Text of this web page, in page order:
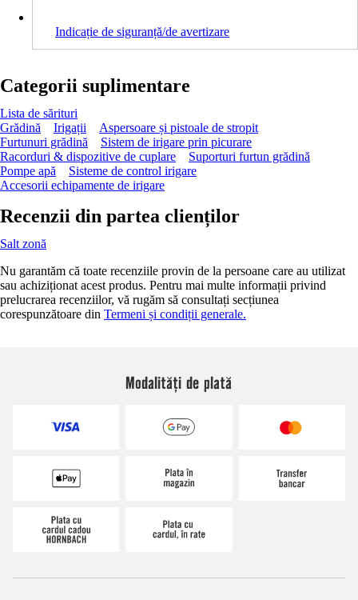
Indicație de siguranță/de avertizare
Categorii suplimentare
Lista de sărituri
Grădină
Irigații
Aspersoare și pistoale de stropit
Furtunuri grădină
Sistem de irigare prin picurare
Racorduri & dispozitive de cuplare
Suporturi furtun grădină
Pompe apă
Sisteme de control irigare
Accesorii echipamente de irigare
Recenzii din partea clienților
Salt zonă
Nu garantăm că toate recenziile provin de la persoane care au utilizat
sau achiziționat acest produs. Pentru mai multe informații privind
prelucrarea recenziilor, vă rugăm să consultați secțiunea
corespunzătoare din Termeni și condiții generale.
Modalități de plată